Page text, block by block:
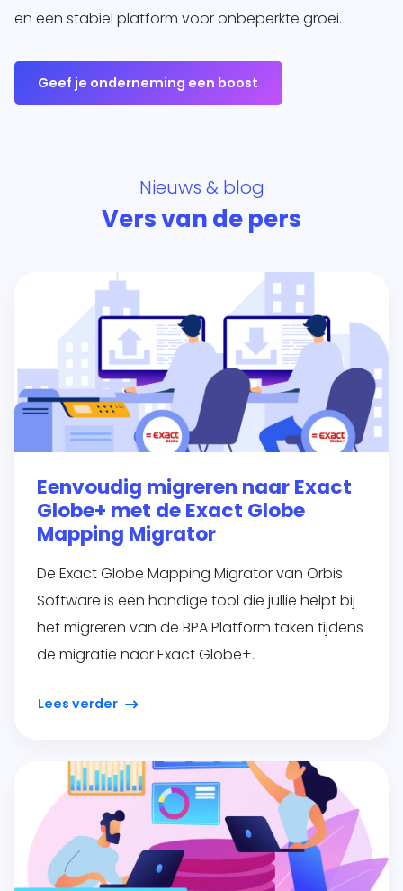
en een stabiel platform voor onbeperkte groei.
Geef je onderneming een boost
Nieuws & blog
Vers van de pers
Eenvoudig migreren naar Exact
Globe+ met de Exact Globe
Mapping Migrator
De Exact Globe Mapping Migrator van Orbis
Software is een handige tool die jullie helpt bij
het migreren van de BPA Platform taken tijdens
de migratie naar Exact Globe+.
Lees verder